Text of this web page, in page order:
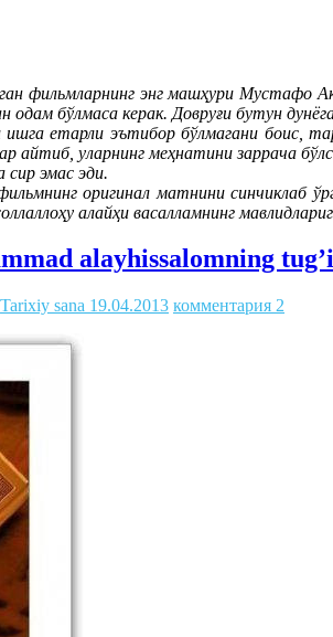
фильмларнинг энг машҳури Мустафо
одам бўлмаса керак. Довруғи бутун
етарли эътибор бўлмагани боис,
айтиб, уларнинг меҳнатини заррача
сир эмас эди.
оригинал матнини синчиклаб
алайҳи васалламнинг
alayhissalomning
Tarixiy sana 19.04.2013 комментария 2